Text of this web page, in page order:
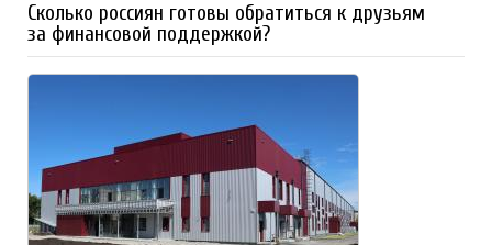
Сколько россиян готовы обратиться к друзьям
за финансовой поддержкой?